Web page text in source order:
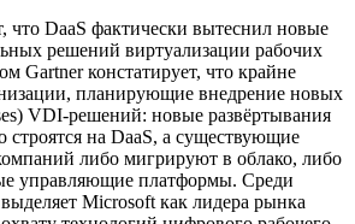
что DaaS фактически вытеснил новые
решений виртуализации рабочих
Gartner констатирует, что крайне
планирующие внедрение новых
VDI-решений: новые развёртывания
строятся на DaaS, а существующие
либо мигрируют в облако, либо
управляющие платформы. Среди
Microsoft как лидера рынка